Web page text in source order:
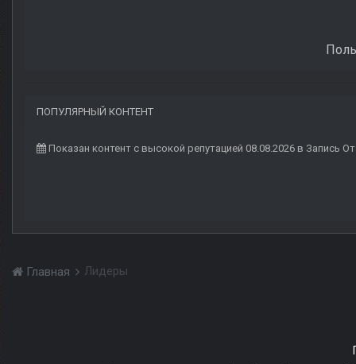
ПОПУЛЯРНЫЙ КОНТЕНТ
Показан контент с высокой репутацией 08.08.2026 в Запись
Главная Лидеры